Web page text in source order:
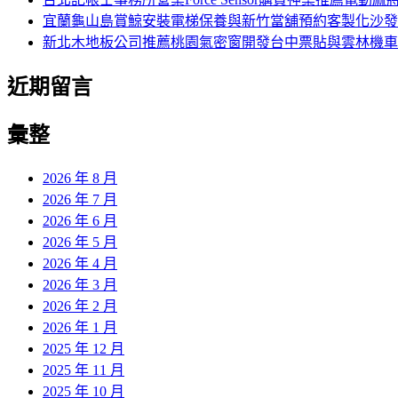
宜蘭龜山島賞鯨安裝電梯保養與新竹當舖預約客製化沙發
新北木地板公司推薦桃園氣密窗開發台中票貼與雲林機
近期留言
彙整
2026 年 8 月
2026 年 7 月
2026 年 6 月
2026 年 5 月
2026 年 4 月
2026 年 3 月
2026 年 2 月
2026 年 1 月
2025 年 12 月
2025 年 11 月
2025 年 10 月